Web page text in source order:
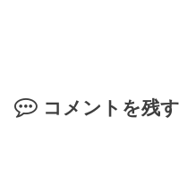
コメントを残す